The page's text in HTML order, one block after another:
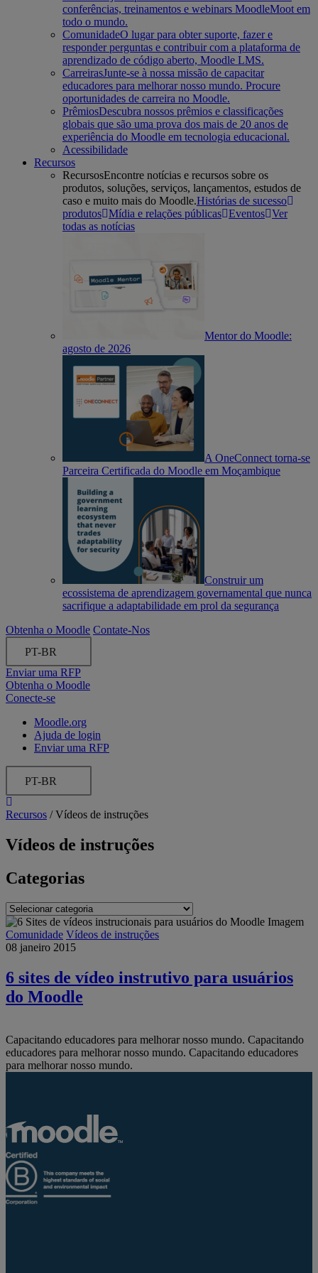
conferências, treinamentos e webinars MoodleMoot em
todo o mundo.
ComunidadeO lugar para obter suporte, fazer e
responder perguntas e contribuir com a plataforma de
aprendizado de código aberto, Moodle LMS.
CarreirasJunte-se à nossa missão de capacitar
educadores para melhorar nosso mundo. Procure
oportunidades de carreira no Moodle.
PrêmiosDescubra nossos prêmios e classificações
globais que são uma prova dos mais de 20 anos de
experiência do Moodle em tecnologia educacional.
Acessibilidade
Recursos
RecursosEncontre notícias e recursos sobre os
produtos, soluções, serviços, lançamentos, estudos de
caso e muito mais do Moodle.Histórias de sucesso
produtos Mídia e relações públicas Eventos Ver
todas as notícias
Mentor do Moodle:
agosto de 2026
A OneConnect torna-se
Parceira Certificada do Moodle em Moçambique
Construir um
ecossistema de aprendizagem governamental que nunca
sacrifique a adaptabilidade em prol da segurança
Obtenha o Moodle Contate-Nos
PT-BR
Enviar uma RFP
Obtenha o Moodle
Conecte-se
Moodle.org
Ajuda de login
Enviar uma RFP
PT-BR
Recursos /Vídeos de instruções
Vídeos de instruções
Categorias
Categorias
Comunidade Vídeos de instruções
08 janeiro 2015
6 sites de vídeo instrutivo para usuários
do Moodle
Capacitando educadores para melhorar nosso mundo. Capacitando
educadores para melhorar nosso mundo. Capacitando educadores
para melhorar nosso mundo.